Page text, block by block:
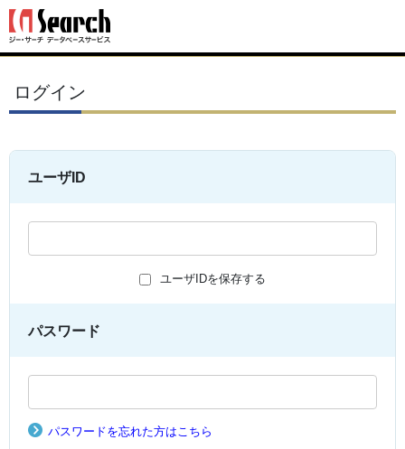
ログイン
ユーザID
ユーザIDを保存する
パスワード
パスワードを忘れた方はこちら